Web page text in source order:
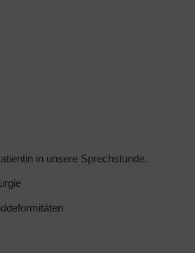
in unsere Sprechstunde.